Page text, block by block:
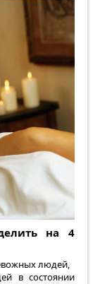
на 4
людей,
в состоянии